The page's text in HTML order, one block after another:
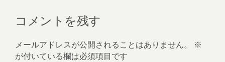
コメントを残す
メールアドレスが公開されることはありません。
※
が付いている欄は必須項目です